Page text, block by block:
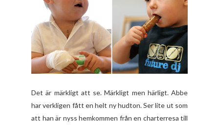
Det är märkligt att se. Märkligt men härligt. Abbe
har verkligen fått en helt ny hudton. Ser lite ut som
att han är nyss hemkommen från en charterresa till